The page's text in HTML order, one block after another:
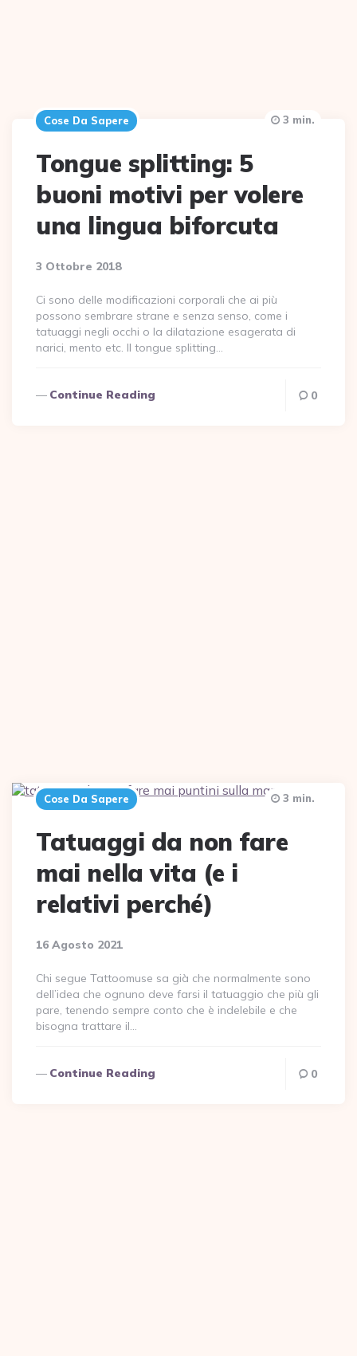
Cose Da Sapere
Tongue splitting: 5
buoni motivi per volere
una lingua biforcuta
3 Ottobre 2018
3 min.
Ci sono delle modificazioni corporali che ai più
possono sembrare strane e senza senso, come i
tatuaggi negli occhi o la dilatazione esagerata di
narici, mento etc. Il tongue splitting…
Continue Reading 0
Cose Da Sapere
Tatuaggi da non fare
mai nella vita (e i
relativi perché)
16 Agosto 2021
3 min.
Chi segue Tattoomuse sa già che normalmente sono
dell’idea che ognuno deve farsi il tatuaggio che più gli
pare, tenendo sempre conto che è indelebile e che
bisogna trattare il…
Continue Reading 0